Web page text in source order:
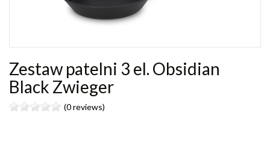
Zestaw patelni 3 el. Obsidian
Black Zwieger
(0 reviews)